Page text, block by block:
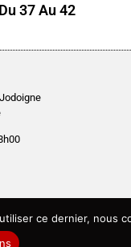
37 Au 42
ce dernier, nous